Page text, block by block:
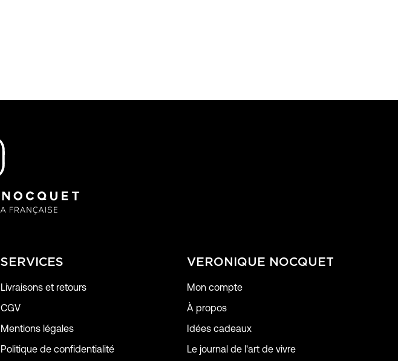
SERVICES
Livraisons et retours
CGV
Mentions légales
Politique de confidentialité
VERONIQUE NOCQUET
Mon compte
À propos
Idées cadeaux
Le journal de l'art de vivre